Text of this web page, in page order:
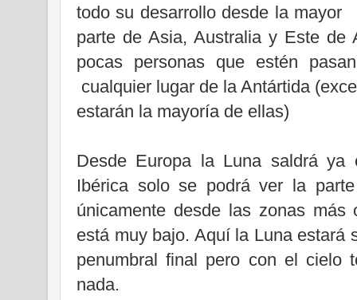
todo su desarrollo desde la mayor
parte de Asia, Australia y Este de
pocas personas que estén
cualquier lugar de la Antártida
estarán la mayoría de ellas)
Desde Europa la Lunasaldrá ya
Ibérica solo se podrá ver la
únicamente desde las zonas
está muy bajo. Aquí la Luna estará
penumbral final pero con el cielo
nada.